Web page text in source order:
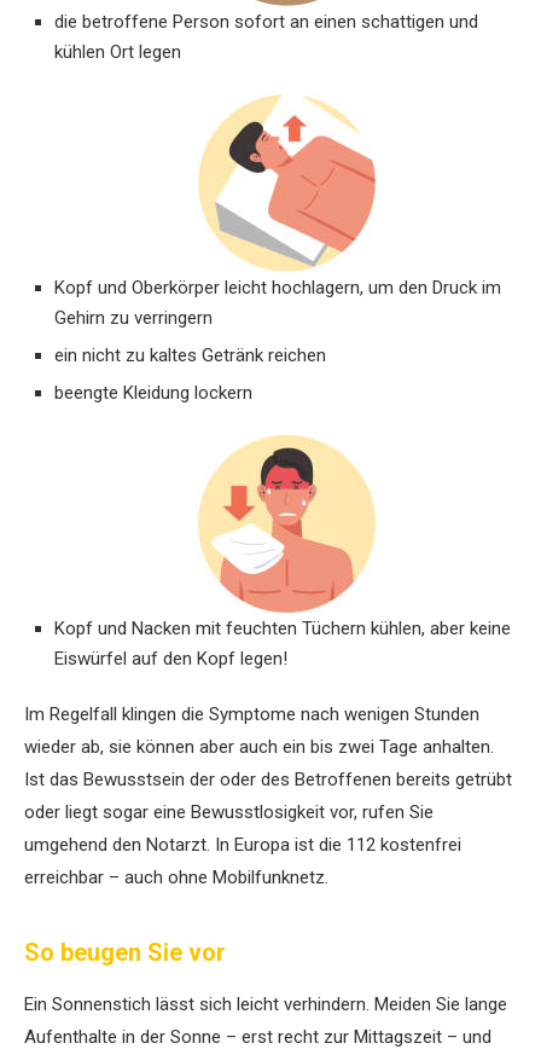
die betroffene Person sofort an einen schattigen und
kühlen Ort legen
Kopf und Oberkörper leicht ­hochlagern, um den Druck im
Gehirn zu verringern
ein nicht zu kaltes ­Getränk reichen
beengte Kleidung ­lockern
Kopf und Nacken mit feuchten Tüchern kühlen, aber keine
Eiswürfel auf den Kopf legen!
Im Regelfall klingen die Symptome nach wenigen Stunden
wieder ab, sie können aber auch ein bis zwei Tage anhalten.
Ist das Bewusstsein der oder des Betroffenen bereits getrübt
oder liegt sogar eine Bewusstlosigkeit vor, rufen Sie
umgehend den Notarzt. In Europa ist die 112 kostenfrei
erreichbar – auch ohne Mobilfunknetz.
So beugen Sie vor
Ein Sonnenstich lässt sich leicht verhindern. Meiden Sie lange
Aufenthalte in der Sonne – erst recht zur Mittagszeit – und